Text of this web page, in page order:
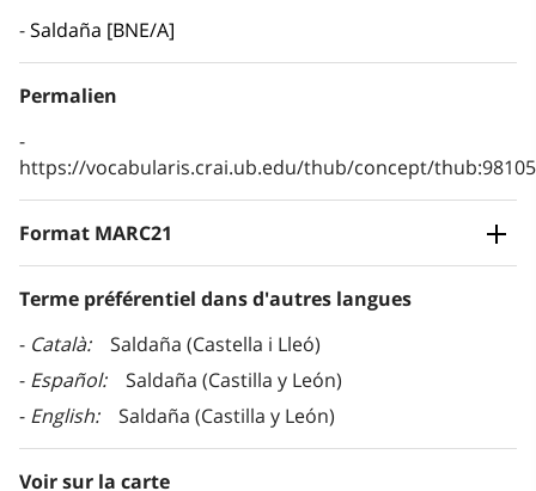
Saldaña [BNE/A]
Permalien
https://vocabularis.crai.ub.edu/thub/concept/
Format MARC21
Terme préférentiel dans d'autres langues
Català
Saldaña (Castella i Lleó)
Español
Saldaña (Castilla y León)
English
Saldaña (Castilla y León)
Voir sur la carte